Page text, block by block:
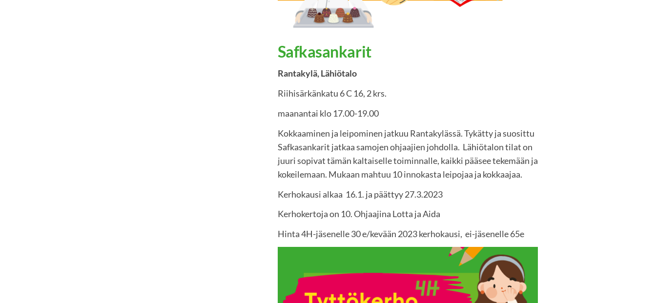
Safkasankarit
Rantakylä, Lähiötalo
Riihisärkänkatu 6 C 16, 2 krs.
maanantai klo 17.00-19.00
Kokkaaminen ja leipominen jatkuu Rantakylässä. Tykätty ja suosittu
Safkasankarit jatkaa samojen ohjaajien johdolla. Lähiötalon tilat on
juuri sopivat tämän kaltaiselle toiminnalle, kaikki pääsee tekemään ja
kokeilemaan. Mukaan mahtuu 10 innokasta leipojaa ja kokkaajaa.
Kerhokausi alkaa 16.1. ja päättyy 27.3.2023
Kerhokertoja on 10. Ohjaajina Lotta ja Aida
Hinta 4H-jäsenelle 30 e/kevään 2023 kerhokausi, ei-jäsenelle 65e